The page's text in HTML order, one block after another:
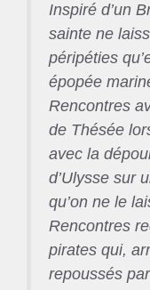
Inspiré d’un
sainte ne
péripéties
épopée
Rencontres
de Thésée
avec la
d’Ulysse sur
qu’on ne le
Rencontres
pirates qui,
repoussés